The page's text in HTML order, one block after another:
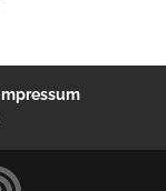
Impressum